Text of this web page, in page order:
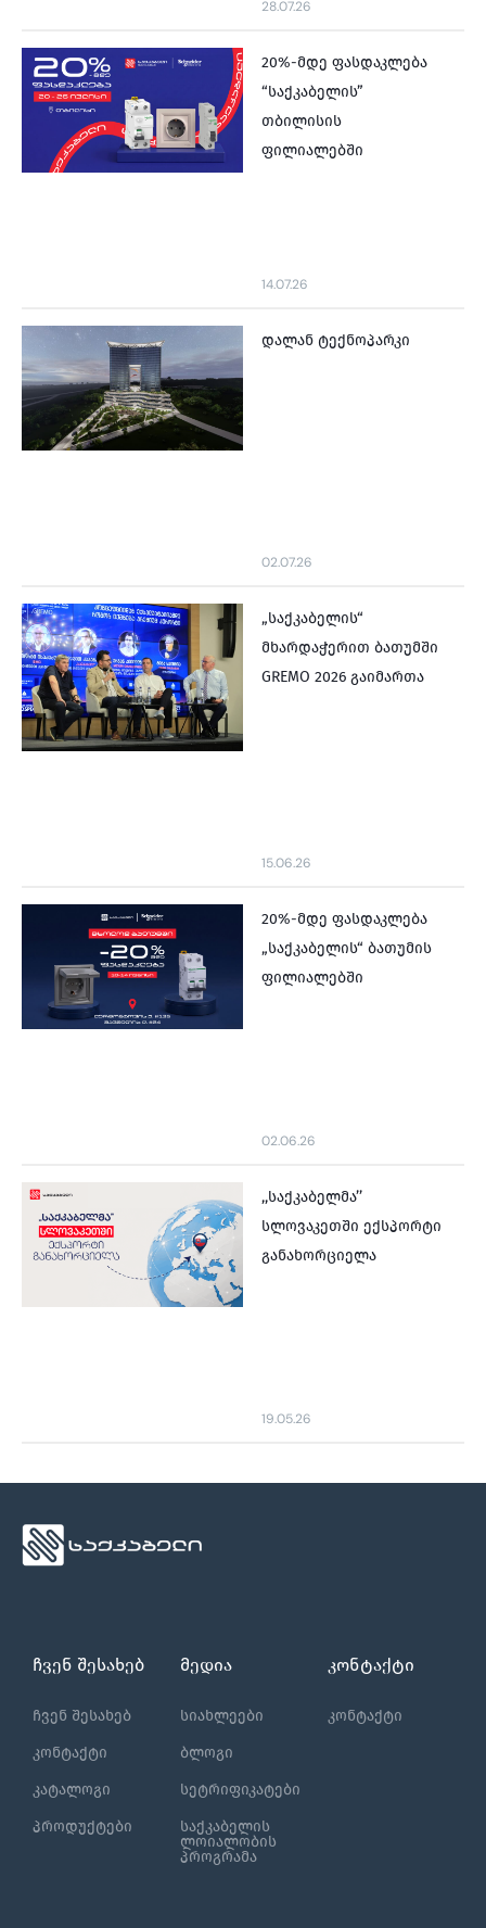
28.07.26
20%-მდე ფასდაკლება
“საქკაბელის”
თბილისის
ფილიალებში
14.07.26
დალან ტექნოპარკი
02.07.26
„საქკაბელის“
მხარდაჭერით ბათუმში
GREMO 2026 გაიმართა
15.06.26
20%-მდე ფასდაკლება
„საქკაბელის“ ბათუმის
ფილიალებში
02.06.26
,,საქკაბელმა’’
სლოვაკეთში ექსპორტი
განახორციელა
19.05.26
ჩვენ შესახებ
ჩვენ შესახებ
კონტაქტი
კატალოგი
პროდუქტები
მედია
სიახლეები
ბლოგი
სეტრიფიკატები
საქკაბელის
ლოიალობის
პროგრამა
კონტაქტი
კონტაქტი